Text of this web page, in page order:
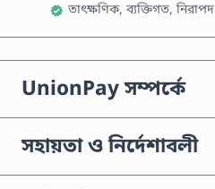
তাৎক্ষণিক, ব্যক্তিগত, নিরাপদ
UnionPay সম্পর্কে
সহায়তা ও নির্দেশাবলী